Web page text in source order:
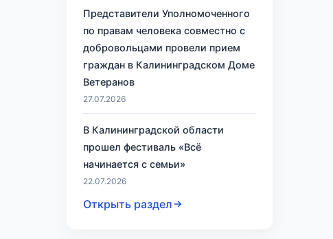
Представители Уполномоченного
по правам человека совместно с
добровольцами провели прием
граждан в Калининградском Доме
Ветеранов
27.07.2026
В Калининградской области
прошел фестиваль «Всё
начинается с семьи»
22.07.2026
Открыть раздел